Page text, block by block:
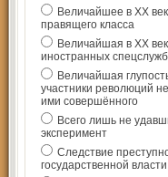
Величайшее в ХХ
правящего класса
Величайшая в ХХ
иностранных спецслужб
Величайшая
участники революций
ими совершённого
Всего лишь не
эксперимент
Следствие
государственной власти